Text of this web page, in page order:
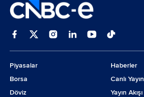
Piyasalar
Borsa
Döviz
Haberler
Canlı Yayın
Yayın Akışı